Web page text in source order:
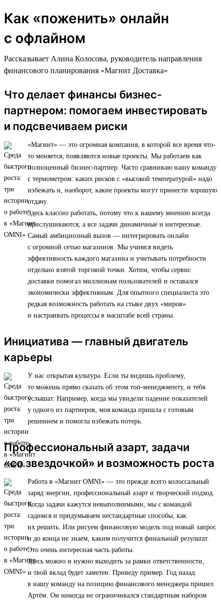
Как «поженить» онлайн
с офлайном
Рассказывает Алина Колосова, руководитель направления
финансового планирования «Магнит Доставка»
Что делает финансы бизнес-
партнером: помогаем инвестировать
и подсвечиваем риски
«Магнит» — это огромная компания, в которой все время что-
то меняется, появляются новые проекты. Мы работаем как
полноценный бизнес-партнер. Часто сравниваю нашу команду
с термометром: каких рисков с «высокой температурой» надо
избежать и, наоборот, какие проекты могут принести хорошую
отдачу.
Здесь классно работать, потому что к нашему мнению всегда
прислушиваются, а все задачи динамичные и интересные.
Самый амбициозный вызов — интегрировать онлайн
с огромной сетью магазинов. Мы учимся видеть
эффективность каждого магазина и учитывать потребности
отдельно взятой торговой точки. Хотим, чтобы сервис
доставки помогал миллионам пользователей и оставался
экономически эффективным. Для опытного специалиста это
редкая возможность работать на стыке двух «миров»
и настраивать процессы в масштабе всей страны.
Инициатива — главный двигатель
карьеры
У нас открытая культура. Если ты видишь проблему,
то можешь прямо сказать об этом топ-менеджменту, и тебя
услышат. Например, когда мы увидели падение показателей
у одного из партнеров, моя команда пришла с готовым
решением и помогла избежать потерь.
Профессиональный азарт, задачи
«со звездочкой» и возможность роста
Работа в «Магнит OMNI» — это прежде всего колоссальный
заряд энергии, профессиональный азарт и творческий подход.
Когда задачи кажутся невыполнимыми, мы с командой
садимся и придумываем нестандартные способы, как
их решить. Или рисуем финансовую модель под новый запрос
и до конца не знаем, каким получится финальный результат.
Это очень интересная часть работы.
Здесь можно и нужно выходить за рамки ответственности,
и твой вклад будет заметен. Приведу пример. Год назад
в нашу команду на позицию финансового менеджера пришел
Артём. Он никогда не ограничивался стандартным набором